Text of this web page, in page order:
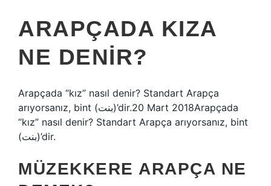
ARAPÇADA KIZA
NE DENIR?
Arapçada “kız” nasıl denir? Standart Arapça
arıyorsanız, bint (بنت)’dir.20 Mart 2018Arapçada
“kız” nasıl denir? Standart Arapça arıyorsanız, bint
(بنت)’dir.
MÜZEKKERE ARAPÇA NE